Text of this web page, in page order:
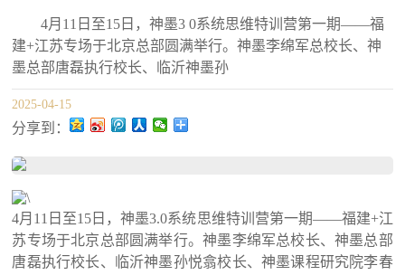
4月11日至15日，神墨3 0系统思维特训营第一期——福
建+江苏专场于北京总部圆满举行。神墨李绵军总校长、神
墨总部唐磊执行校长、临沂神墨孙
2025-04-15
分享到：
4月11日至15日，神墨3.0系统思维特训营第一期——福建+江
苏专场于北京总部圆满举行。神墨李绵军总校长、神墨总部
唐磊执行校长、临沂神墨孙悦翕校长、神墨课程研究院李春